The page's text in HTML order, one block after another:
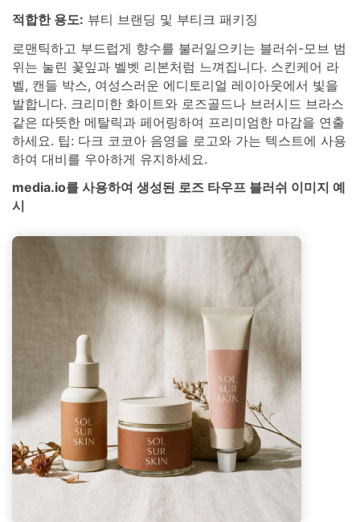
적합한 용도: 뷰티 브랜딩 및 부티크 패키징
로맨틱하고 부드럽게 향수를 불러일으키는 블러쉬-모브 범
위는 눌린 꽃잎과 벨벳 리본처럼 느껴집니다. 스킨케어 라
벨, 캔들 박스, 여성스러운 에디토리얼 레이아웃에서 빛을
발합니다. 크리미한 화이트와 로즈골드나 브러시드 브라스
같은 따뜻한 메탈릭과 페어링하여 프리미엄한 마감을 연출
하세요. 팁: 다크 코코아 음영을 로고와 가는 텍스트에 사용
하여 대비를 우아하게 유지하세요.
media.io를 사용하여 생성된 로즈 타우프 블러쉬 이미지 예
시